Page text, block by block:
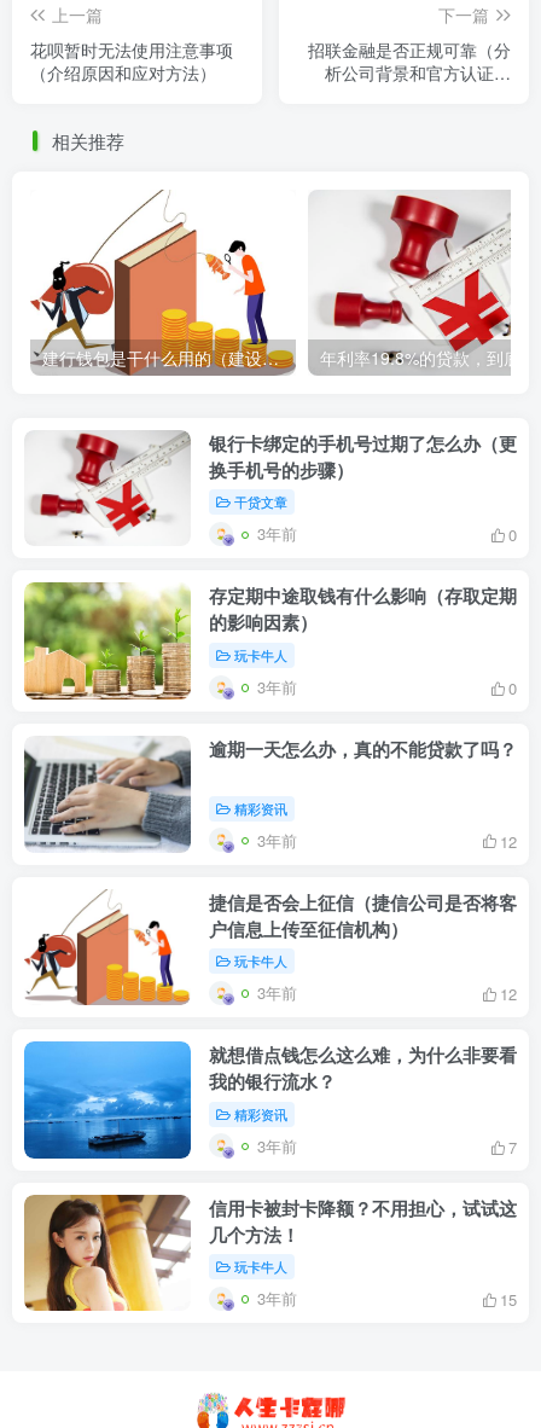
上一篇
花呗暂时无法使用注意事项
（介绍原因和应对方法）
下一篇
招联金融是否正规可靠（分
析公司背景和官方认证情
相关推荐
建行钱包是干什么用的（建设银行钱包的功能和用途简介）
银行卡绑定的手机号过期了怎么办（更
换手机号的步骤）
干贷文章
3年前 0
存定期中途取钱有什么影响（存取定期
的影响因素）
玩卡牛人
3年前 0
逾期一天怎么办，真的不能贷款了吗？
精彩资讯
3年前 12
捷信是否会上征信（捷信公司是否将客
户信息上传至征信机构）
玩卡牛人
3年前 12
就想借点钱怎么这么难，为什么非要看
我的银行流水？
精彩资讯
3年前 7
信用卡被封卡降额？不用担心，试试这
几个方法！
玩卡牛人
3年前 15